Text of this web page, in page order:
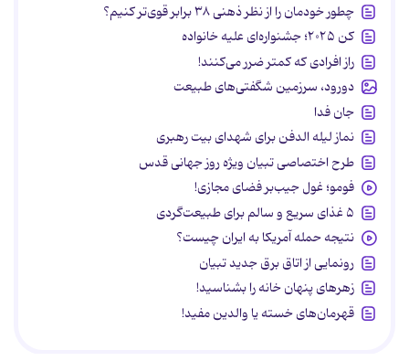
چطور خودمان را از نظر ذهنی ۳۸ برابر قوی‌تر کنیم؟
کن ۲۰۲۵؛ جشنواره‌ای علیه خانواده
راز افرادی که کمتر ضرر می‌کنند!
دورود، سرزمین شگفتی‌های طبیعت
جان فدا
نماز لیله الدفن برای شهدای بیت رهبری
طرح اختصاصی تبیان ویژه روز جهانی قدس
فومو؛ غول جیب‌بر فضای مجازی!
۵ غذای سریع و سالم برای طبیعت‌گردی
نتیجه حمله آمریکا به ایران چیست؟
رونمایی از اتاق برق جدید تبیان
زهرهای پنهان خانه را بشناسید!
قهرمان‌های خسته یا والدین مفید!